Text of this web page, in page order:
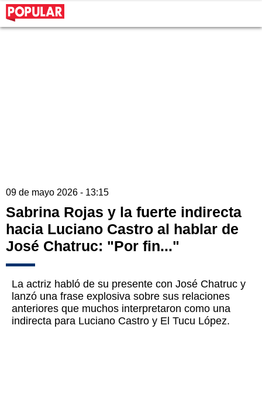
09 de mayo 2026 - 13:15
Sabrina Rojas y la fuerte indirecta
hacia Luciano Castro al hablar de
José Chatruc: "Por fin..."
La actriz habló de su presente con José Chatruc y
lanzó una frase explosiva sobre sus relaciones
anteriores que muchos interpretaron como una
indirecta para Luciano Castro y El Tucu López.